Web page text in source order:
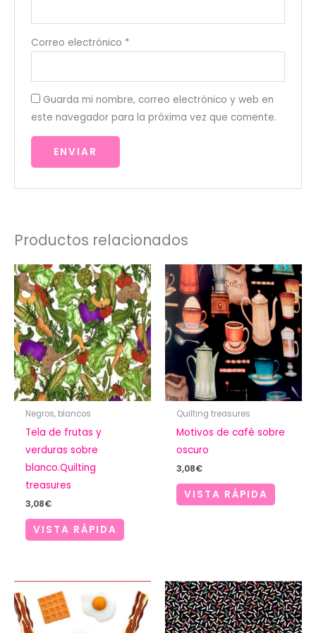
Correo electrónico *
Guarda mi nombre, correo electrónico y web en
este navegador para la próxima vez que comente.
Productos relacionados
Negros, blancos
Tela de frutas y
verduras sobre
blanco.Quilting
treasures
3,08€
VISTA RÁPIDA
Quilting treasures
Motivos de café sobre
oscuro
3,08€
VISTA RÁPIDA